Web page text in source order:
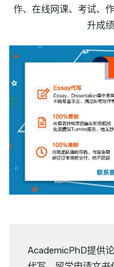
作、在线网课、考试、
升成
AcademicPhD提供